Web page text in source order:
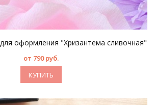
оформления "Хризантема сливочная"
от 790 руб.
КУПИТЬ